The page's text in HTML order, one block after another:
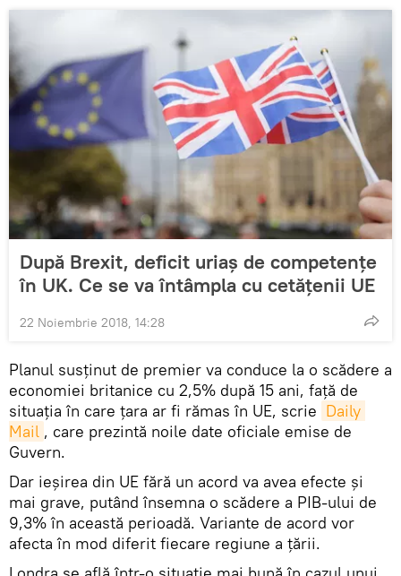
După Brexit, deficit uriaş de competenţe
în UK. Ce se va întâmpla cu cetăţenii UE
22 Noiembrie 2018, 14:28
Planul susţinut de premier va conduce la o scădere a
economiei britanice cu 2,5% după 15 ani, faţă de
situaţia în care țara ar fi rămas în UE, scrie Daily
Mail , care prezintă noile date oficiale emise de
Guvern.
Dar ieşirea din UE fără un acord va avea efecte şi
mai grave, putând însemna o scădere a PIB-ului de
9,3% în această perioadă. Variante de acord vor
afecta în mod diferit fiecare regiune a ţării.